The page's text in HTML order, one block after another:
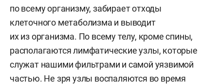
по всему организму, забирает отходы
клеточного метаболизма и выводит
их из организма. По всему телу, кроме спины,
располагаются лимфатические узлы, которые
служат нашими фильтрами и самой уязвимой
частью. Не зря узлы воспаляются во время